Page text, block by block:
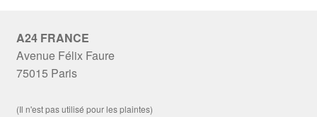
A24 FRANCE
Avenue Félix Faure
75015 Paris
(Il n'est pas utilisé pour les plaintes)